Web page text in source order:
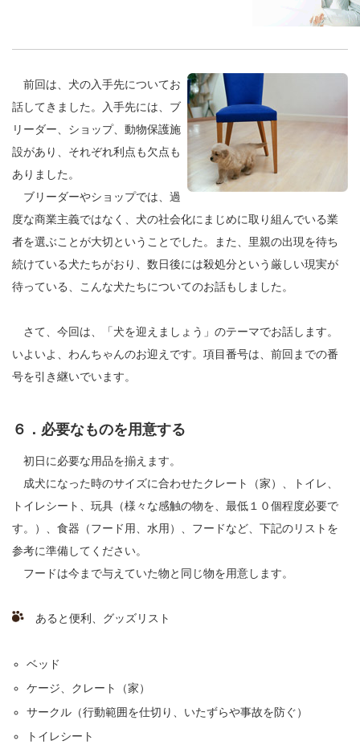
前回は、犬の入手先についてお
話してきました。入手先には、ブ
リーダー、ショップ、動物保護施
設があり、それぞれ利点も欠点も
ありました。
ブリーダーやショップでは、過
度な商業主義ではなく、犬の社会化にまじめに取り組んでいる業
者を選ぶことが大切ということでした。また、里親の出現を待ち
続けている犬たちがおり、数日後には殺処分という厳しい現実が
待っている、こんな犬たちについてのお話もしました。
さて、今回は、「犬を迎えましょう」のテーマでお話します。
いよいよ、わんちゃんのお迎えです。項目番号は、前回までの番
号を引き継いでいます。
６．必要なものを用意する
初日に必要な用品を揃えます。
成犬になった時のサイズに合わせたクレート（家）、トイレ、
トイレシート、玩具（様々な感触の物を、最低１０個程度必要で
す。）、食器（フード用、水用）、フードなど、下記のリストを
参考に準備してください。
フードは今まで与えていた物と同じ物を用意します。
あると便利、グッズリスト
ベッド
ケージ、クレート（家）
サークル（行動範囲を仕切り、いたずらや事故を防ぐ）
トイレシート